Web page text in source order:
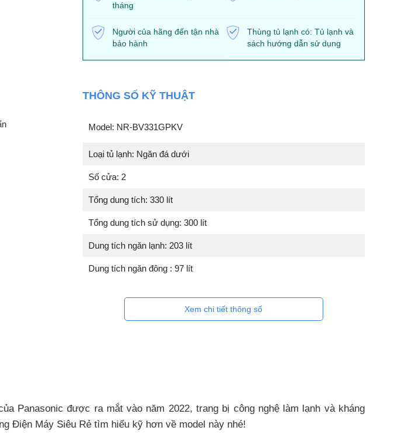
tháng
Người của hãng đến tận nhà
bảo hành
Thùng tủ lạnh có: Tủ lạnh và
sách hướng dẫn sử dụng
THÔNG SỐ KỸ THUẬT
Model: NR-BV331GPKV
Loại tủ lạnh: Ngăn đá dưới
Số cửa: 2
Tổng dung tích: 330 lít
Tổng dung tích sử dụng: 300 lít
Dung tích ngăn lạnh: 203 lít
Dung tích ngăn đông : 97 lít
Xem chi tiết thông số
Panasonic được ra mắt vào năm 2022, trang bị công nghệ làm lạnh và kháng
Điện Máy Siêu Rẻ tìm hiểu kỹ hơn về model này nhé!